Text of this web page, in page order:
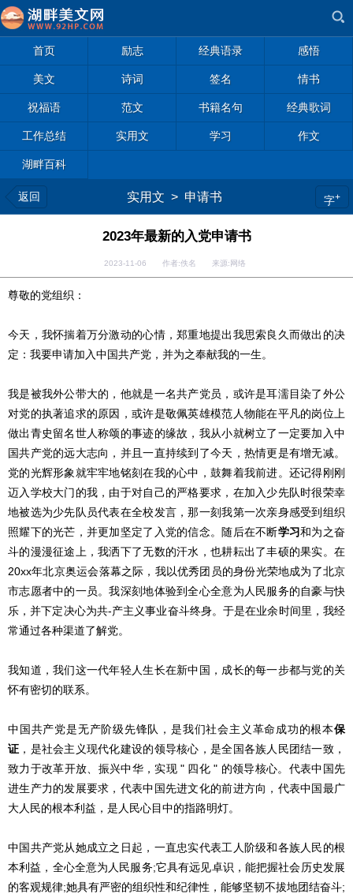
首页 励志 经典语录 感悟
美文 诗词 签名 情书
祝福语 范文 书籍名句 经典歌词
工作总结 实用文 学习 作文
湖畔百科
返回 实用文 > 申请书 字+
2023年最新的入党申请书
2023-11-06 作者:佚名 来源:网络
尊敬的党组织：
今天，我怀揣着万分激动的心情，郑重地提出我思索良久而做出的决
定：我要申请加入中国共产党，并为之奉献我的一生。
我是被我外公带大的，他就是一名共产党员，或许是耳濡目染了外公
对党的执著追求的原因，或许是敬佩英雄模范人物能在平凡的岗位上
做出青史留名世人称颂的事迹的缘故，我从小就树立了一定要加入中
国共产党的远大志向，并且一直持续到了今天，热情更是有增无减。
党的光辉形象就牢牢地铭刻在我的心中，鼓舞着我前进。还记得刚刚
迈入学校大门的我，由于对自己的严格要求，在加入少先队时很荣幸
地被选为少先队员代表在全校发言，那一刻我第一次亲身感受到组织
照耀下的光芒，并更加坚定了入党的信念。随后在不断学习和为之奋
斗的漫漫征途上，我洒下了无数的汗水，也耕耘出了丰硕的果实。在
20xx年北京奥运会落幕之际，我以优秀团员的身份光荣地成为了北京
市志愿者中的一员。我深刻地体验到全心全意为人民服务的自豪与快
乐，并下定决心为共-产主义事业奋斗终身。于是在业余时间里，我经
常通过各种渠道了解党。
我知道，我们这一代年轻人生长在新中国，成长的每一步都与党的关
怀有密切的联系。
中国共产党是无产阶级先锋队，是我们社会主义革命成功的根本保
证 ，是社会主义现代化建设的领导核心，是全国各族人民团结一致，
致力于改革开放、振兴中华，实现 " 四化 " 的领导核心。代表中国先
进生产力的发展要求，代表中国先进文化的前进方向，代表中国最广
大人民的根本利益，是人民心目中的指路明灯。
中国共产党从她成立之日起，一直忠实代表工人阶级和各族人民的根
本利益，全心全意为人民服务;它具有远见卓识，能把握社会历史发展
的客观规律;她具有严密的组织性和纪律性，能够坚韧不拔地团结奋斗;